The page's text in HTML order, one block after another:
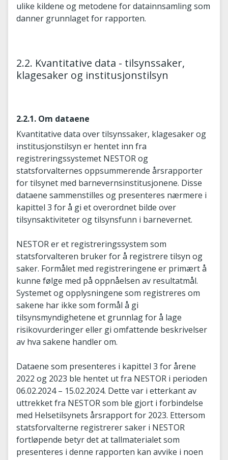
ulike kildene og metodene for datainnsamling som
danner grunnlaget for rapporten.
2.2. Kvantitative data - tilsynssaker,
klagesaker og institusjonstilsyn
2.2.1. Om dataene
Kvantitative data over tilsynssaker, klagesaker og
institusjonstilsyn er hentet inn fra
registreringssystemet NESTOR og
statsforvalternes oppsummerende årsrapporter
for tilsynet med barnevernsinstitusjonene. Disse
dataene sammenstilles og presenteres nærmere i
kapittel 3 for å gi et overordnet bilde over
tilsynsaktiviteter og tilsynsfunn i barnevernet.
NESTOR er et registreringssystem som
statsforvalteren bruker for å registrere tilsyn og
saker. Formålet med registreringene er primært å
kunne følge med på oppnåelsen av resultatmål.
Systemet og opplysningene som registreres om
sakene har ikke som formål å gi
tilsynsmyndighetene et grunnlag for å lage
risikovurderinger eller gi omfattende beskrivelser
av hva sakene handler om.
Dataene som presenteres i kapittel 3 for årene
2022 og 2023 ble hentet ut fra NESTOR i perioden
06.02.2024 – 15.02.2024. Dette var i etterkant av
uttrekket fra NESTOR som ble gjort i forbindelse
med Helsetilsynets årsrapport for 2023. Ettersom
statsforvalterne registrerer saker i NESTOR
fortløpende betyr det at tallmaterialet som
presenteres i denne rapporten kan avvike i noen